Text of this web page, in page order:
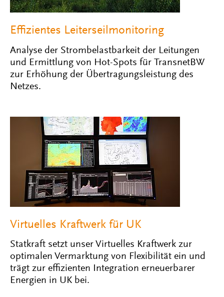
Effizientes Leiterseilmonitoring
Analyse der Strombelastbarkeit der Leitungen
und Ermittlung von Hot-Spots für TransnetBW
zur Erhöhung der Übertragungsleistung des
Netzes.
Virtuelles Kraftwerk für UK
Statkraft setzt unser Virtuelles Kraftwerk zur
optimalen Vermarktung von Flexibilität ein und
trägt zur effizienten Integration erneuerbarer
Energien in UK bei.